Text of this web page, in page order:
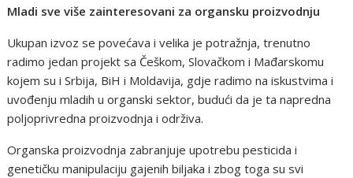
Mladi sve više zainteresovani za organsku proizvodnju
Ukupan izvoz se povećava i velika je potražnja, trenutno
radimo jedan projekt sa Češkom, Slovačkom i Mađarskomu
kojem su i Srbija, BiH i Moldavija, gdje radimo na iskustvima i
uvođenju mladih u organski sektor, budući da je ta napredna
poljoprivredna proizvodnja i održiva.
Organska proizvodnja zabranjuje upotrebu pesticida i
genetičku manipulaciju gajenih biljaka i zbog toga su svi